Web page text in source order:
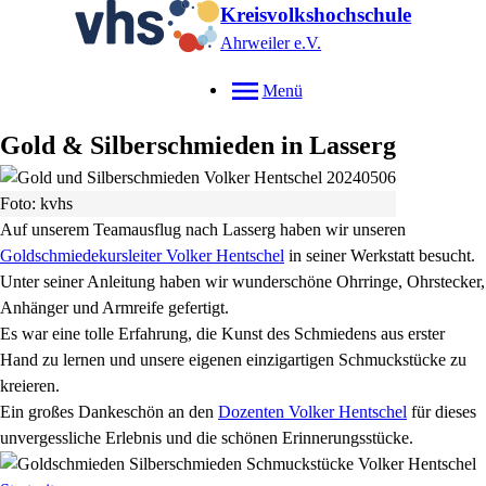
Kreisvolkshochschule
Ahrweiler e.V.
Menü
Gold & Silberschmieden in Lasserg
Foto: kvhs
Auf unserem Teamausflug nach Lasserg haben wir unseren
Goldschmiedekursleiter Volker Hentschel in seiner Werkstatt besucht.
Unter seiner Anleitung haben wir wunderschöne Ohrringe, Ohrstecker,
Anhänger und Armreife gefertigt.
Es war eine tolle Erfahrung, die Kunst des Schmiedens aus erster
Hand zu lernen und unsere eigenen einzigartigen Schmuckstücke zu
kreieren.
Ein großes Dankeschön an den Dozenten Volker Hentschel für dieses
unvergessliche Erlebnis und die schönen Erinnerungsstücke.